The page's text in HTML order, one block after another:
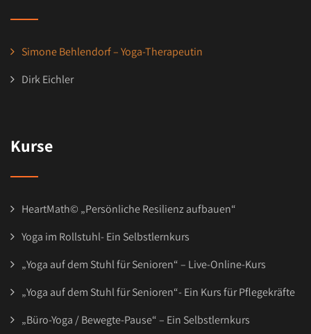
Simone Behlendorf – Yoga-Therapeutin
Dirk Eichler
Kurse
HeartMath© „Persönliche Resilienz aufbauen“
Yoga im Rollstuhl- Ein Selbstlernkurs
„Yoga auf dem Stuhl für Senioren“ – Live-Online-Kurs
„Yoga auf dem Stuhl für Senioren“- Ein Kurs für Pflegekräfte
„Büro-Yoga / Bewegte-Pause“ – Ein Selbstlernkurs